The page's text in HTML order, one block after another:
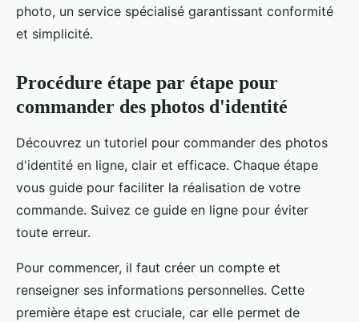
photo, un service spécialisé garantissant conformité
et simplicité.
Procédure étape par étape pour
commander des photos d'identité
Découvrez un tutoriel pour commander des photos
d'identité en ligne, clair et efficace. Chaque étape
vous guide pour faciliter la réalisation de votre
commande. Suivez ce guide en ligne pour éviter
toute erreur.
Pour commencer, il faut créer un compte et
renseigner ses informations personnelles. Cette
première étape est cruciale, car elle permet de